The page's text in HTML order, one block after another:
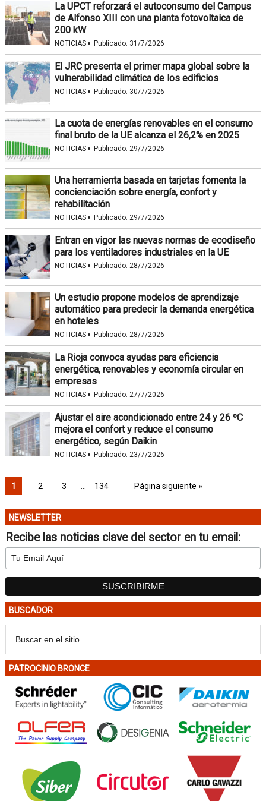
La UPCT reforzará el autoconsumo del Campus
de Alfonso XIII con una planta fotovoltaica de
200 kW
NOTICIAS · Publicado: 31/7/2026
El JRC presenta el primer mapa global sobre la
vulnerabilidad climática de los edificios
NOTICIAS · Publicado: 30/7/2026
La cuota de energías renovables en el consumo
final bruto de la UE alcanza el 26,2% en 2025
NOTICIAS · Publicado: 29/7/2026
Una herramienta basada en tarjetas fomenta la
concienciación sobre energía, confort y
rehabilitación
NOTICIAS · Publicado: 29/7/2026
Entran en vigor las nuevas normas de ecodiseño
para los ventiladores industriales en la UE
NOTICIAS · Publicado: 28/7/2026
Un estudio propone modelos de aprendizaje
automático para predecir la demanda energética
en hoteles
NOTICIAS · Publicado: 28/7/2026
La Rioja convoca ayudas para eficiencia
energética, renovables y economía circular en
empresas
NOTICIAS · Publicado: 27/7/2026
Ajustar el aire acondicionado entre 24 y 26 ºC
mejora el confort y reduce el consumo
energético, según Daikin
NOTICIAS · Publicado: 23/7/2026
1 2 3 134 Página siguiente »
NEWSLETTER
Recibe las noticias clave del sector en tu email:
BUSCADOR
PATROCINIO BRONCE